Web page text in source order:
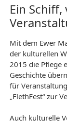
Ein
Mit dem Ewer
der kulturellen
2015 die Pflege
Geschichte
für
„FlethFest“ zur
Auch kulturelle